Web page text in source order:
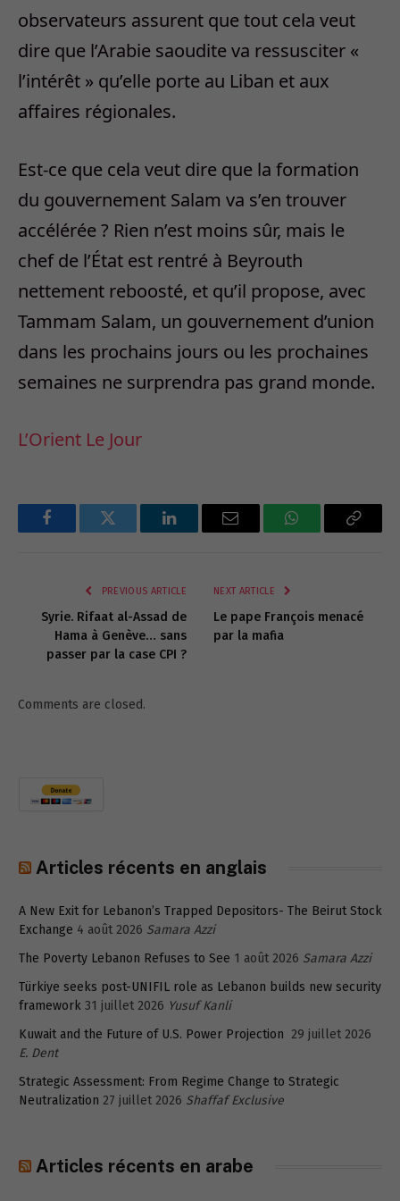
observateurs assurent que tout cela veut
dire que l’Arabie saoudite va ressusciter «
l’intérêt » qu’elle porte au Liban et aux
affaires régionales.
Est-ce que cela veut dire que la formation
du gouvernement Salam va s’en trouver
accélérée ? Rien n’est moins sûr, mais le
chef de l’État est rentré à Beyrouth
nettement reboosté, et qu’il propose, avec
Tammam Salam, un gouvernement d’union
dans les prochains jours ou les prochaines
semaines ne surprendra pas grand monde.
L’Orient Le Jour
FacebookTwitter LinkedInEmail WhatsAppCopy
PREVIOUS ARTICLE
Syrie. Rifaat al-Assad de
Hama à Genève… sans
passer par la case CPI ?
NEXT ARTICLE
Le pape François menacé
par la mafia
Comments are closed.
Articles récents en anglais
A New Exit for Lebanon’s Trapped Depositors- The Beirut Stock
Exchange 4 août 2026 Samara Azzi
The Poverty Lebanon Refuses to See 1 août 2026 Samara Azzi
Türkiye seeks post-UNIFIL role as Lebanon builds new security
framework 31 juillet 2026 Yusuf Kanli
Kuwait and the Future of U.S. Power Projection 29 juillet 2026
E. Dent
Strategic Assessment: From Regime Change to Strategic
Neutralization 27 juillet 2026 Shaffaf Exclusive
Articles récents en arabe